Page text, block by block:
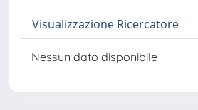
Visualizzazione Ricercatore
Nessun dato disponibile